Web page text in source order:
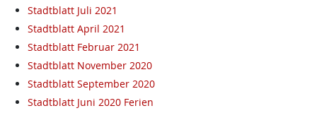
Stadtblatt Juli 2021
Stadtblatt April 2021
Stadtblatt Februar 2021
Stadtblatt November 2020
Stadtblatt September 2020
Stadtblatt Juni 2020 Ferien